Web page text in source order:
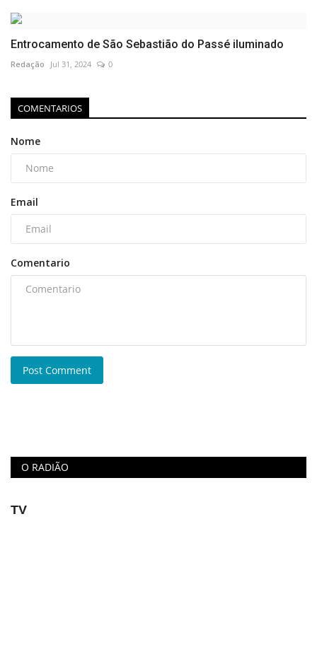
Entrocamento de São Sebastião do Passé iluminado
Redação Jul 31, 2024 0
COMENTARIOS
Nome
Email
Comentario
Post Comment
O RADIÃO
TV